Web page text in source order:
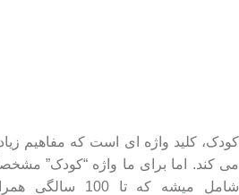
کودک، کلید واژه ای است که مفاهیم
می کند. اما برای ما واژه “کودک”
شامل میشه که تا 100 سالگی همراه انسان هاست.